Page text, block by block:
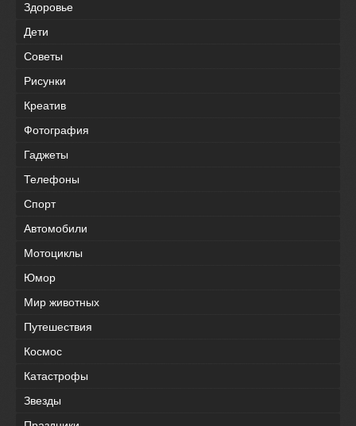
Здоровье
Дети
Советы
Рисунки
Креатив
Фотография
Гаджеты
Телефоны
Спорт
Автомобили
Мотоциклы
Юмор
Мир животных
Путешествия
Космос
Катастрофы
Звезды